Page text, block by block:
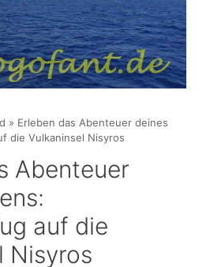
» Erleben das Abenteuer deines
die Vulkaninsel Nisyros
Abenteuer
auf die
Nisyros